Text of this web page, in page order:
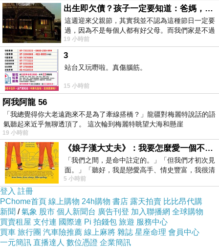
那邊也有人在玩水，而且好像不用門票哦，看來要
在地人或是地熟的人才知道。
另外一邊就是著名的彎月形拱橋，名叫「彩虹橋」
好像越來越多橋都要叫這個名字，我想就跟夜市取
作「花園夜市」一樣異曲同工之妙。
出生即欠債？孩子一定要知道：爸媽，其實我不欠你們
這週迎來父親節，其實我並不認為這種節日一定要
過，因為不是每個人都有好父母。而我們家是不過
節的，平時也沒什麼儀式感，生活趨近冷
19 小時前
3
站台又玩嘢啦。真傷腦筋。
15 小時前
阿我阿龍 56
「我總覺得你大老遠跑來不是為了牽線搭橋？」龍疆對梅麗特說話的語
氣聽起來近乎無聊透頂了。 這次輪到梅麗特眺望大海和懸崖
19 小時前
《娘子漢大丈夫》：我要怎麼愛一個不存在的人？
「我們之間，是命中註定的。」「但我們才初次見
面。」「聽好，我是戀愛高手、情史豐富，我很清
楚這種感覺，你我之間的那種感覺，現
5 小時前
登入 註冊
PChome首頁 線上購物 24h購物 書店 露天拍賣 比比昂代購
新聞 /氣象 股市 個人新聞台 廣告刊登 加入聯播網 全球購物
買賣租屋 支付連 國際連 Pi 拍錢包 旅遊 服務中心
買車 旅行團 汽車險推薦 線上麻將 雜誌 星座命理 會員中心
一元簡訊 直播達人 數位憑證 企業簡訊